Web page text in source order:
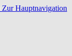
Zur Hauptnavigation